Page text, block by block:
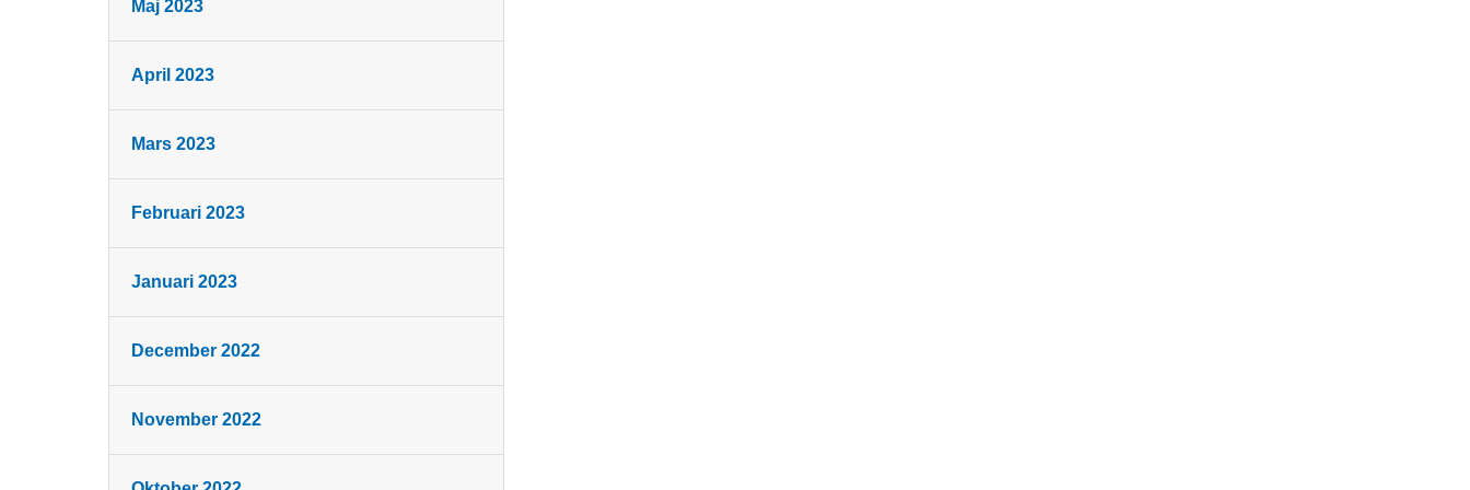
Maj 2023
April 2023
Mars 2023
Februari 2023
Januari 2023
December 2022
November 2022